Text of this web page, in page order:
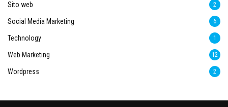
Sito web 2
Social Media Marketing 6
Technology 1
Web Marketing 12
Wordpress 2